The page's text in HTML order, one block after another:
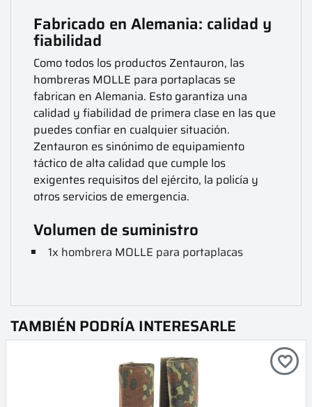
Fabricado en Alemania: calidad y
fiabilidad
Como todos los productos Zentauron, las
hombreras MOLLE para portaplacas se
fabrican en Alemania. Esto garantiza una
calidad y fiabilidad de primera clase en las que
puedes confiar en cualquier situación.
Zentauron es sinónimo de equipamiento
táctico de alta calidad que cumple los
exigentes requisitos del ejército, la policía y
otros servicios de emergencia.
Volumen de suministro
1x hombrera MOLLE para portaplacas
TAMBIÉN PODRÍA INTERESARLE
favorite_border